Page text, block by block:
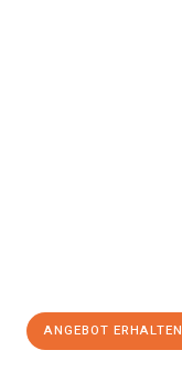
ANGEBOT ERHALTEN